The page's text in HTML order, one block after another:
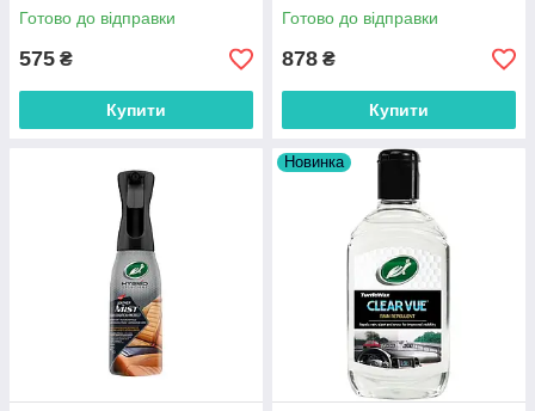
Готово до відправки
575 ₴
Купити
Готово до відправки
878 ₴
Купити
Новинка